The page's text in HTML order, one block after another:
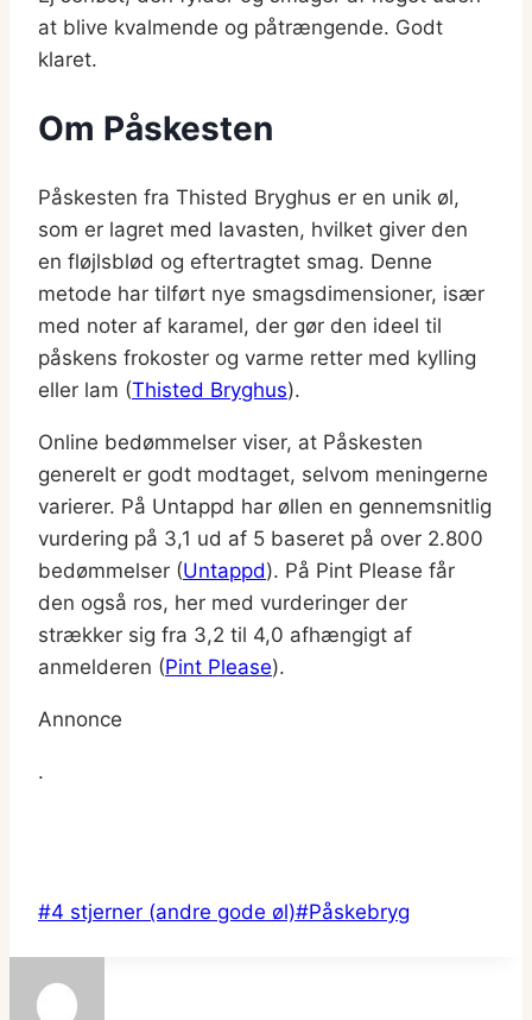
at blive kvalmende og påtrængende. Godt
klaret.
Om Påskesten
Påskesten fra Thisted Bryghus er en unik øl,
som er lagret med lavasten, hvilket giver den
en fløjlsblød og eftertragtet smag. Denne
metode har tilført nye smagsdimensioner, især
med noter af karamel, der gør den ideel til
påskens frokoster og varme retter med kylling
eller lam​ (Thisted Bryghus)​.
Online bedømmelser viser, at Påskesten
generelt er godt modtaget, selvom meningerne
varierer. På Untappd har øllen en gennemsnitlig
vurdering på 3,1 ud af 5 baseret på over 2.800
bedømmelser​ (Untappd)​. På Pint Please får
den også ros, her med vurderinger der
strækker sig fra 3,2 til 4,0 afhængigt af
anmelderen​ (Pint Please)​.
Annonce
.
Indlæg-
#4 stjerner (andre gode øl)#Påskebryg